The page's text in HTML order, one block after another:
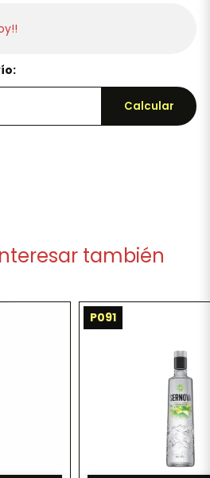
Calcular
también
P091